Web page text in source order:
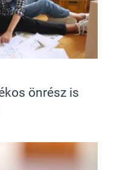
önrész is